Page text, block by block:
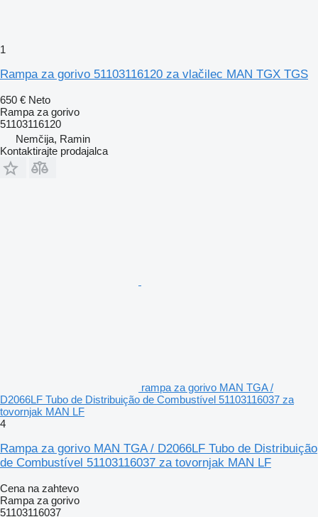
1
Rampa za gorivo 51103116120 za vlačilec MAN TGX TGS
650 € Neto
Rampa za gorivo
51103116120
Nemčija, Ramin
Kontaktirajte prodajalca
rampa za gorivo MAN TGA /
D2066LF Tubo de Distribuição de Combustível 51103116037 za
tovornjak MAN LF
4
Rampa za gorivo MAN TGA / D2066LF Tubo de Distribuição
de Combustível 51103116037 za tovornjak MAN LF
Cena na zahtevo
Rampa za gorivo
51103116037